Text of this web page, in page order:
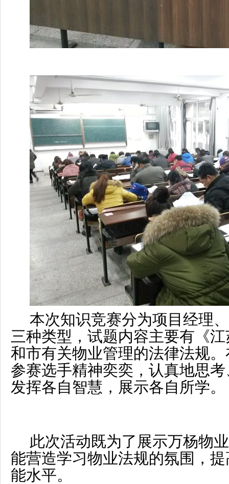
本次知识竞赛分为项目经理
三种类型，试题内容主要有《
和市有关物业管理的法律法规
参赛选手精神奕奕，认真地思
发挥各自智慧，展示各自所学。
此次活动既为了展示万杨物
能营造学习物业法规的氛围，
能水平。